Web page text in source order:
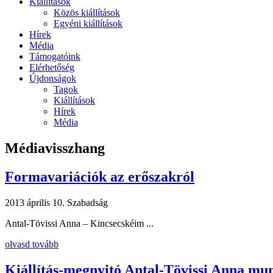
Közös kiállítások
Egyéni kiállítások
Hírek
Média
Támogatóink
Elérhetőség
Újdonságok
Tagok
Kiállítások
Hírek
Média
Médiavisszhang
Formavariációk az erőszakról
2013 április 10. Szabadság
Antal-Tövissi Anna – Kincsecskéim ...
olvasd tovább
Kiállítás-megnyitó Antal-Tövissi Anna